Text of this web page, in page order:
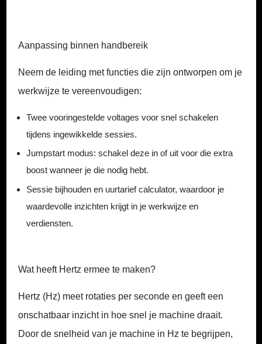
Aanpassing binnen handbereik
Neem de leiding met functies die zijn ontworpen om je
werkwijze te vereenvoudigen:
Twee vooringestelde voltages voor snel schakelen
tijdens ingewikkelde sessies.
Jumpstart modus: schakel deze in of uit voor die extra
boost wanneer je die nodig hebt.
Sessie bijhouden en uurtarief calculator, waardoor je
waardevolle inzichten krijgt in je werkwijze en
verdiensten.
Wat heeft Hertz ermee te maken?
Hertz (Hz) meet rotaties per seconde en geeft een
onschatbaar inzicht in hoe snel je machine draait.
Door de snelheid van je machine in Hz te begrijpen,